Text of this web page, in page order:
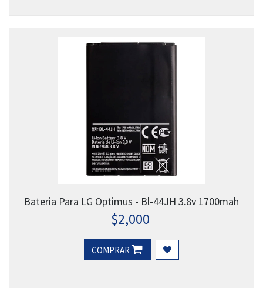
Bateria Para LG Optimus - Bl-44JH 3.8v 1700mah
$2,000
COMPRAR